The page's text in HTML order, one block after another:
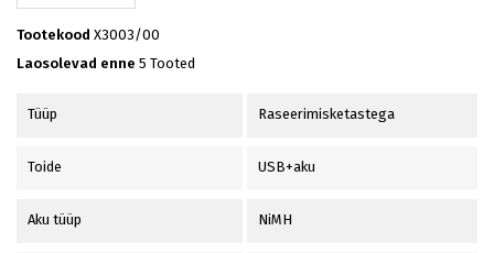
Tootekood X3003/00
Laosolevad enne 5 Tooted
Tüüp Raseerimisketastega
Toide USB+aku
Aku tüüp NiMH